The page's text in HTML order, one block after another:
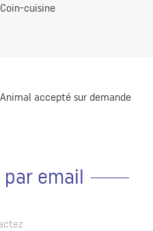
Coin-cuisine
Animal accepté sur demande
email